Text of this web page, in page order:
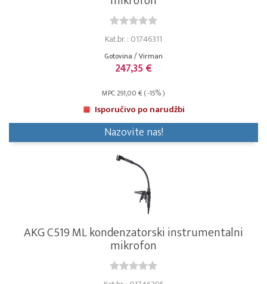
Kat.br. : 01746311
Gotovina / Virman
247,35 €
MPC 291,00 € ( -15% )
Isporučivo po narudžbi
Nazovite nas!
AKG C519 ML kondenzatorski instrumentalni
mikrofon